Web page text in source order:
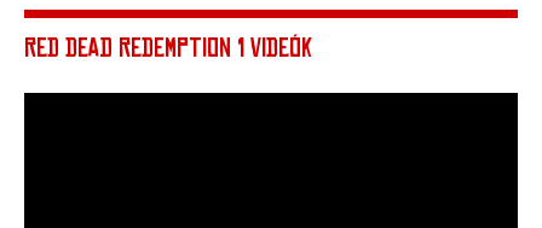
RED DEAD REDEMPTION 1 VIDEÓK